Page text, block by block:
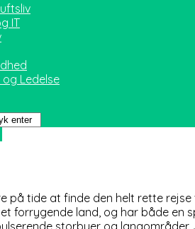
IT
Ledelse
på tide at finde den helt rette
forrygende land, og har både en
storbyer og